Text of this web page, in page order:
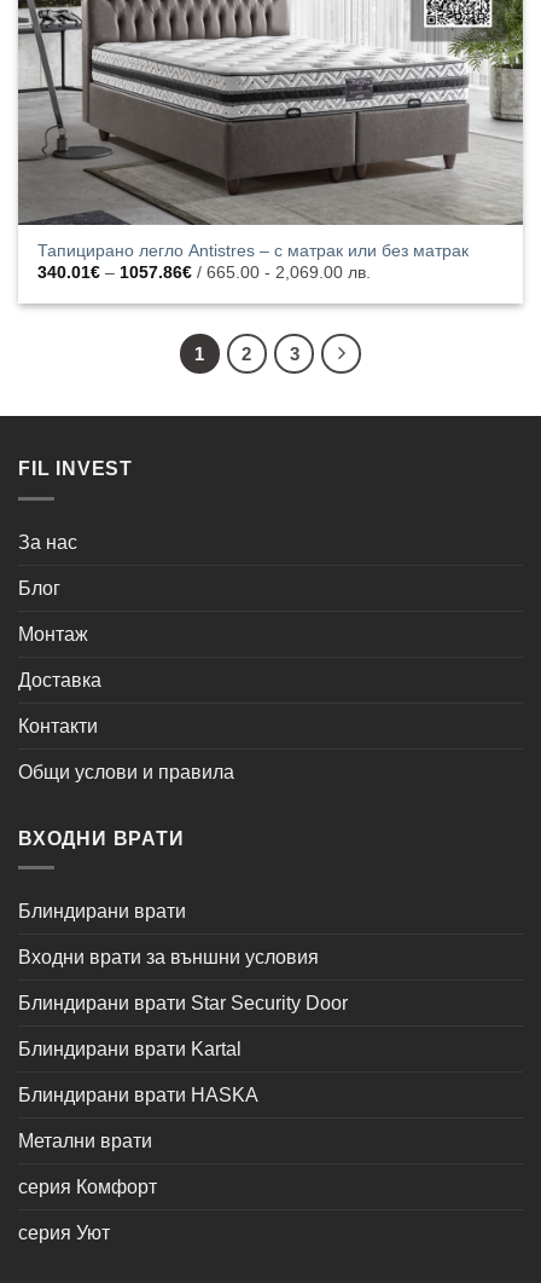
Тапицирано легло Antistres – с матрак или без матрак
340.01€ – 1057.86€Price
340.01€
1057.86€
/ 665.00 - 2,069.00 лв.
1 2 3
FIL INVEST
За нас
Блог
Монтаж
Доставка
Контакти
Общи услови и правила
ВХОДНИ ВРАТИ
Блиндирани врати
Входни врати за външни условия
Блиндирани врати Star Security Door
Блиндирани врати Kartal
Блиндирани врати HASKA
Метални врати
серия Комфорт
серия Уют